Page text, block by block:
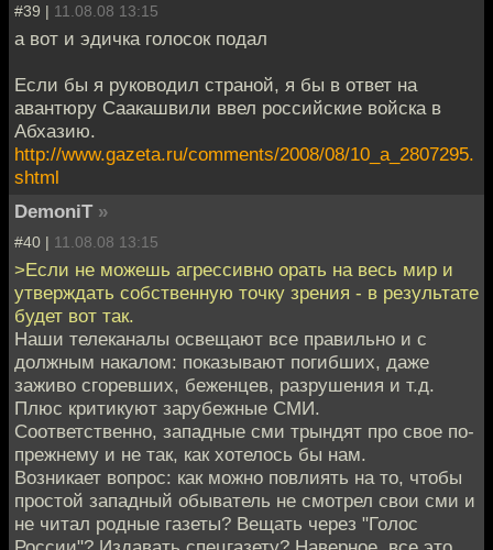
#39 | 11.08.08 13:15
а вот и эдичка голосок подал
Если бы я руководил страной, я бы в ответ на
авантюру Саакашвили ввел российские войска в
Абхазию.
http://www.gazeta.ru/comments/2008/08/10_a_2807295.
shtml
DemoniT »
#40 | 11.08.08 13:15
>Если не можешь агрессивно орать на весь мир и
утверждать собственную точку зрения - в результате
будет вот так.
Наши телеканалы освещают все правильно и с
должным накалом: показывают погибших, даже
заживо сгоревших, беженцев, разрушения и т.д.
Плюс критикуют зарубежные СМИ.
Соответственно, западные сми трындят про свое по-
прежнему и не так, как хотелось бы нам.
Возникает вопрос: как можно повлиять на то, чтобы
простой западный обыватель не смотрел свои сми и
не читал родные газеты? Вещать через "Голос